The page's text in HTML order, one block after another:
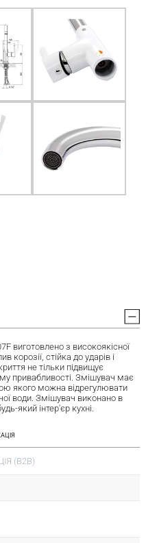
виготовлено з високоякісної
корозії, стійка до ударів і
не тільки підвищує
привабливості. Змішувач має
якого можна відрегулювати
води. Змішувач виконано в
який інтер'єр кухні.
(B2B)